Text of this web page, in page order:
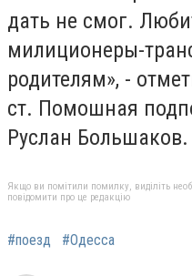
дать не смог.
милиционеры-
родителям», -
ст. Помошная
Руслан Большаков.
Якщо ви помітили помилку, виділіть
повідомити про це редакцію
#поезд #Одесса